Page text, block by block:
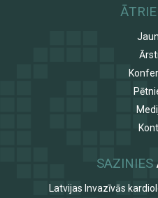
ĀTRIE
SAZINIES
Latvijas Invazīvās